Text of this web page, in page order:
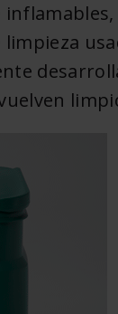
inflamables,